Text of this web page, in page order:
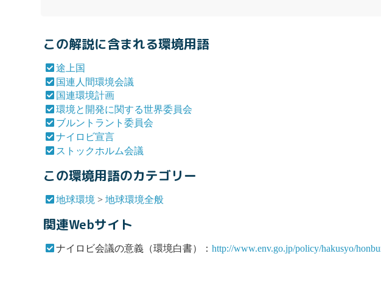
この解説に含まれる環境用語
途上国
国連人間環境会議
国連環境計画
環境と開発に関する世界委員会
ブルントラント委員会
ナイロビ宣言
ストックホルム会議
この環境用語のカテゴリー
地球環境 >地球環境全般
関連Webサイト
ナイロビ会議の意義（環境白書）：http://www.env.go.jp/policy/hakusyo/